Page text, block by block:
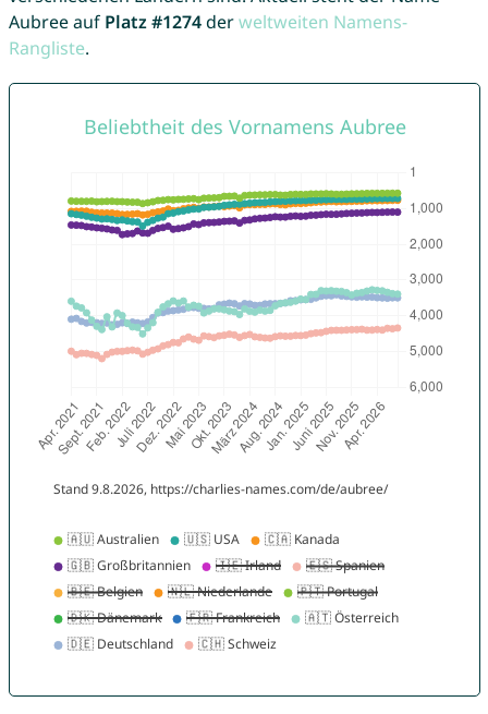
Aubree auf Platz #1274derweltweiten Namens-
Rangliste.